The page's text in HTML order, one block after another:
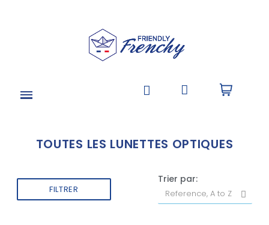
TOUTES LES LUNETTES OPTIQUES
FILTRER
Trier par: